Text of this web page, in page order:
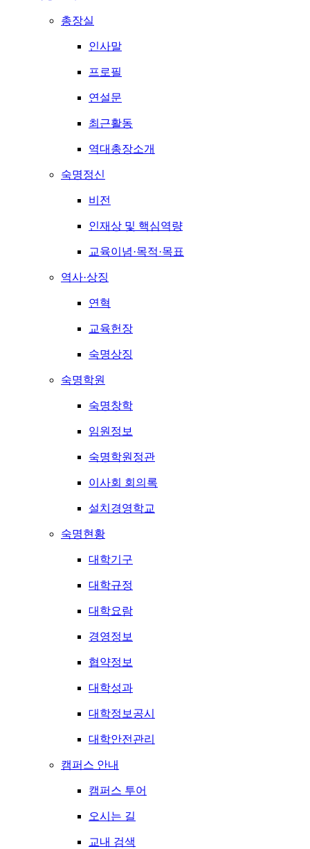
총장실
인사말
프로필
연설문
최근활동
역대총장소개
숙명정신
비전
인재상 및 핵심역량
교육이념·목적·목표
역사·상징
연혁
교육헌장
숙명상징
숙명학원
숙명창학
임원정보
숙명학원정관
이사회 회의록
설치경영학교
숙명현황
대학기구
대학규정
대학요람
경영정보
협약정보
대학성과
대학정보공시
대학안전관리
캠퍼스 안내
캠퍼스 투어
오시는 길
교내 검색